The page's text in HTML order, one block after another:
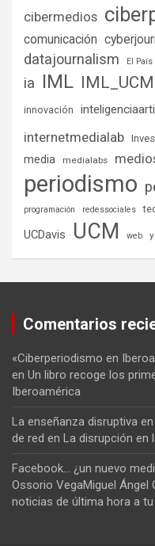
cibermedios
comunicación
datajournalism El País
ia IML IML_UCM
innovación
internetmedialab
media medialabs
periodismo
programación
redessociales
UCDavis UCM web
Comentarios
«Ciberperiodismo en
en Un libro recoge los
Iberoamérica
La enseñanza disruptiva
de red en La disrupción en
Facebook... ¿un nuevo
Ossorio VegaMiguel Ángel
noticias de última hora a